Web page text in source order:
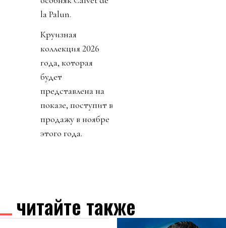
la Palun.
Круизная
коллекция 2026
года, которая
будет
представлена на
показе, поступит в
продажу в ноябре
этого года.
читайте также